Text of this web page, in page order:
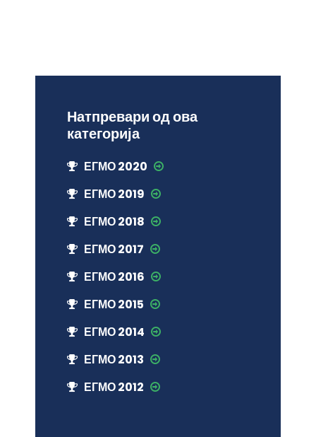
Натпревари од ова
категорија
ЕГМО 2020
ЕГМО 2019
ЕГМО 2018
ЕГМО 2017
ЕГМО 2016
ЕГМО 2015
ЕГМО 2014
ЕГМО 2013
ЕГМО 2012